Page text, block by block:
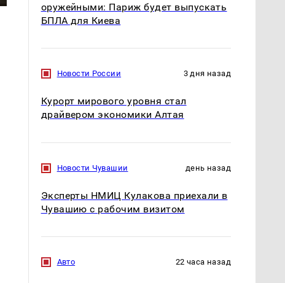
оружейными: Париж будет выпускать
БПЛА для Киева
Новости России 3 дня назад
Курорт мирового уровня стал
драйвером экономики Алтая
Новости Чувашии день назад
Эксперты НМИЦ Кулакова приехали в
Чувашию с рабочим визитом
Авто 22 часа назад